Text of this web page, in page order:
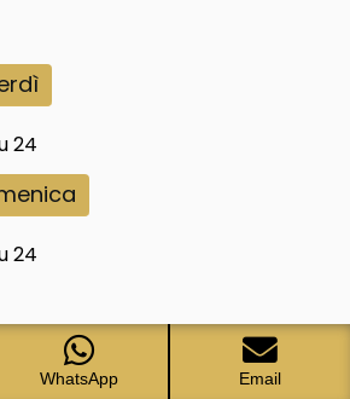
24
24
transfer privato con autista
WhatsApp Email